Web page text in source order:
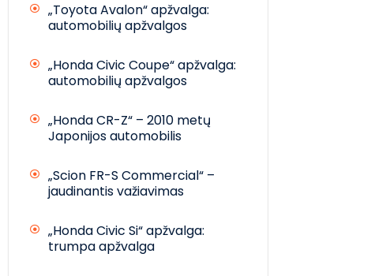
„Toyota Avalon“ apžvalga:
automobilių apžvalgos
„Honda Civic Coupe“ apžvalga:
automobilių apžvalgos
„Honda CR-Z“ – 2010 metų
Japonijos automobilis
„Scion FR-S Commercial“ –
jaudinantis važiavimas
„Honda Civic Si“ apžvalga:
trumpa apžvalga